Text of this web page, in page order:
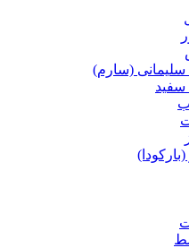
سلیمانی (سارم)
سفید